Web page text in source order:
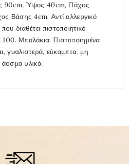
90cm, Ύψος 40cm, Πάχος
Βάσης 4cm. Αντί αλλεργικό
διαθέτει πιστοποιητικό
Μπαλάκια: Πιστοποιημένα
γυαλιστερά, εύκαμπτα, μη
υλικό.